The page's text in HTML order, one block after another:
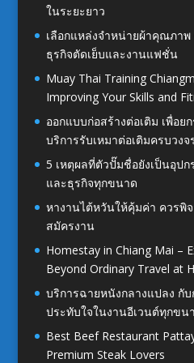
ในระยะยาว
เลือกแหล่งจำหน่ายผ้าคุณภา
ธุรกิจตัดเย็บและงานแฟชั่น
Muay Thai Training
Improving Your Skills and
ออกแบบก่อสร้างต่อเติม เพื่อ
บริการรับเหมาต่อเติมครบวงจ
5 เหตุผลที่ตัวปั๊มชื่อยังเป็นอุ
และธุรกิจทุกขนาด
หางานไต้หวันให้คุ้มค่า ควรพิ
สมัครงาน
Homestay in Chiang Mai –
Beyond Ordinary Travel at
บริการฉายหนังกลางแปลง กั
ประทับใจในงานอีเวนต์ทุกขน
Best Beef Restaurant
Premium Steak Lovers